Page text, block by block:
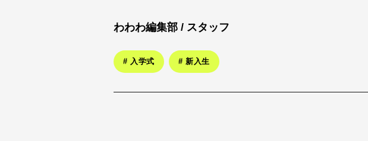
わわわ編集部 / スタッフ
# 入学式 # 新入生